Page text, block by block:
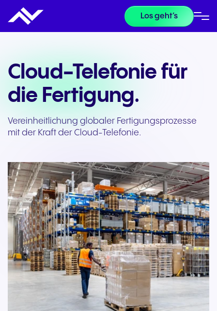
Los geht’s
Cloud-Telefonie für
die Fertigung.
Vereinheitlichung globaler Fertigungsprozesse
mit der Kraft der Cloud-Telefonie.